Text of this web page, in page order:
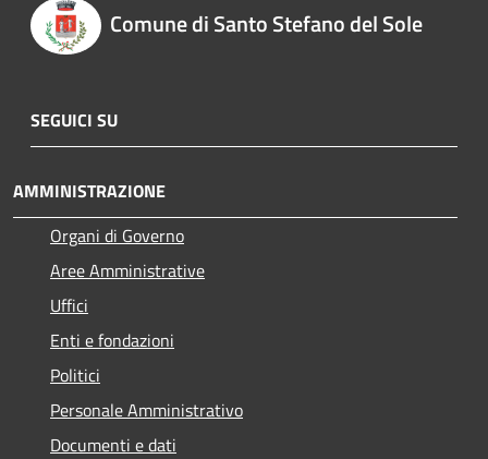
Comune di Santo Stefano del Sole
SEGUICI SU
AMMINISTRAZIONE
Organi di Governo
Aree Amministrative
Uffici
Enti e fondazioni
Politici
Personale Amministrativo
Documenti e dati